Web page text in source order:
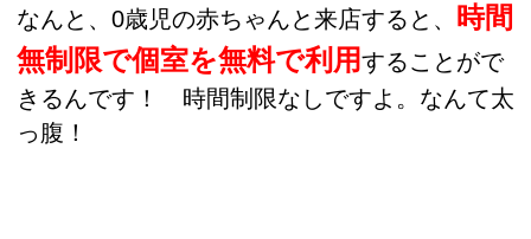
なんと、0歳児の赤ちゃんと来店すると、
時間
無制限で個室を無料で利用することがで
きるんです！ 時間制限なしですよ。なんて太
っ腹！